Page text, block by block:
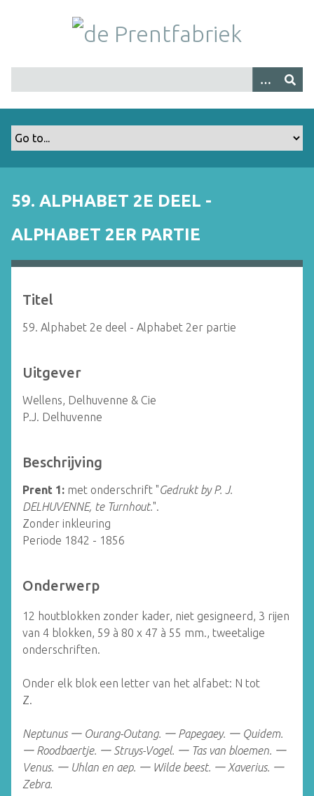
h
59. ALPHABET 2E DEEL -
ALPHABET 2ER PARTIE
Titel
59. Alphabet 2e deel - Alphabet 2er partie
Uitgever
Wellens, Delhuvenne & Cie
P.J. Delhuvenne
Beschrijving
Prent 1: met onderschrift "Gedrukt by P. J.
DELHUVENNE, te Turnhout.".
Zonder inkleuring
Periode 1842 - 1856
Onderwerp
12 houtblokken zonder kader, niet gesigneerd, 3 rijen
van 4 blokken, 59 à 80 x 47 à 55 mm., tweetalige
onderschriften.
Onder elk blok een letter van het alfabet: N tot
Z.
Neptunus 一Ourang-Outang. 一Papegaey. 一Quidem.
一Roodbaertje. 一 Struys-Vogel. 一 Tas van bloemen. 一
Venus. 一 Uhlan en aep. 一 Wilde beest. 一Xaverius. 一
Zebra.